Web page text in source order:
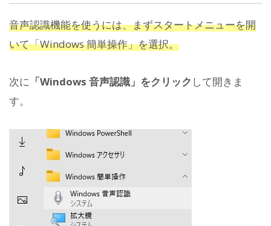
音声認識機能を使うには、まずスタートメニューを開
いて「Windows 簡単操作」を選択。
次に 「Windows 音声認識」をクリック して開きま
す。